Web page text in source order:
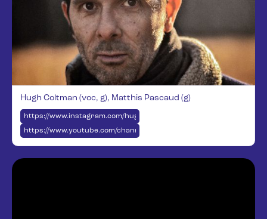
Hugh Coltman (voc, g), Matthis Pascaud (g)
https://www.instagram.com/hughcoltman/
https://www.youtube.com/channel/UCfcenlJX1U9TcWfeycUd83A